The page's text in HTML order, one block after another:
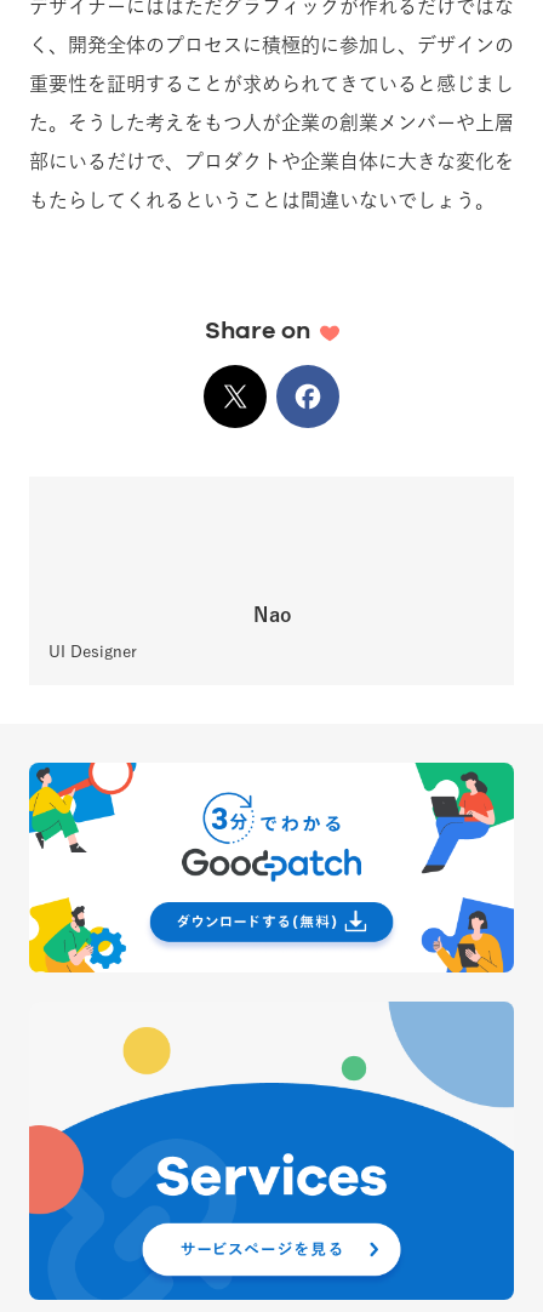
デザイナーにははただグラフィックが作れるだけではな
く、開発全体のプロセスに積極的に参加し、デザインの
重要性を証明することが求められてきていると感じまし
た。そうした考えをもつ人が企業の創業メンバーや上層
部にいるだけで、プロダクトや企業自体に大きな変化を
もたらしてくれるということは間違いないでしょう。
Share on
XでシェアFacebook
Nao
UI Designer